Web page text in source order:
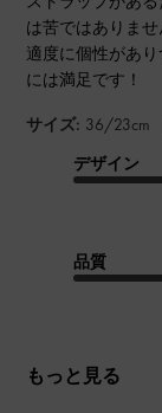
は苦ではありませ
適度に個性があ
には満足です！
サイズ: 36/23cm
デザイン
品質
もっと見る